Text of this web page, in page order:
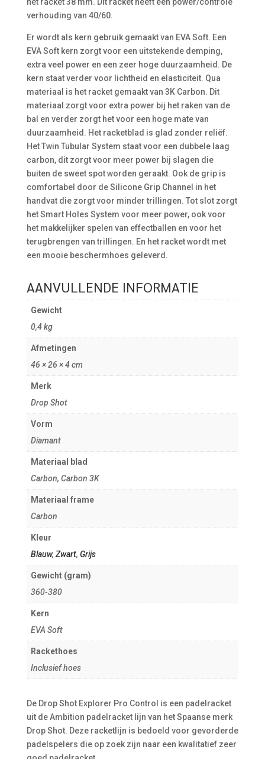
verhouding van 40/60.
Er wordt als kern gebruik gemaakt van EVA Soft. Een
EVA Soft kern zorgt voor een uitstekende demping,
extra veel power en een zeer hoge duurzaamheid. De
kern staat verder voor lichtheid en elasticiteit. Qua
materiaal is het racket gemaakt van 3K Carbon. Dit
materiaal zorgt voor extra power bij het raken van de
bal en verder zorgt het voor een hoge mate van
duurzaamheid. Het racketblad is glad zonder reliëf.
Het Twin Tubular System staat voor een dubbele laag
carbon, dit zorgt voor meer power bij slagen die
buiten de sweet spot worden geraakt. Ook de grip is
comfortabel door de Silicone Grip Channel in het
handvat die zorgt voor minder trillingen. Tot slot zorgt
het Smart Holes System voor meer power, ook voor
het makkelijker spelen van effectballen en voor het
terugbrengen van trillingen. En het racket wordt met
een mooie beschermhoes geleverd.
AANVULLENDE INFORMATIE
Gewicht
0,4 kg
Afmetingen
46 × 26 × 4 cm
Merk
Drop Shot
Vorm
Diamant
Materiaal blad
Carbon, Carbon 3K
Materiaal frame
Carbon
Kleur
Blauw, Zwart, Grijs
Gewicht (gram)
360-380
Kern
EVA Soft
Rackethoes
Inclusief hoes
De Drop Shot Explorer Pro Control is een padelracket
uit de Ambition padelracket lijn van het Spaanse merk
Drop Shot. Deze racketlijn is bedoeld voor gevorderde
padelspelers die op zoek zijn naar een kwalitatief zeer